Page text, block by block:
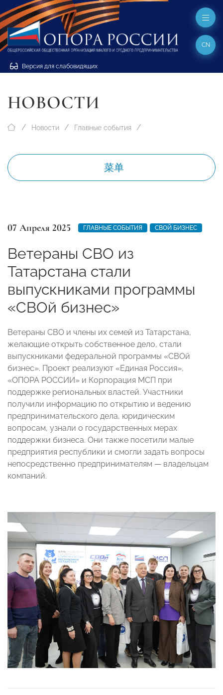
Версия для слабовидящих
CN
НОВОСТИ
Новости Главные события
菜单
07 Апреля 2025 ГЛАВНЫЕ СОБЫТИЯ СВОЙ БИЗНЕС
Ветераны СВО из
Татарстана стали
выпускниками программы
«СВОй бизнес»
Ветераны СВО и члены их семей из Татарстана,
желающие открыть собственное дело, стали
выпускниками федеральной программы «СВОй
бизнес». Проект реализуют «Единая Россия»,
«ОПОРА РОССИИ» и Корпорация МСП при
поддержке региональных властей. Участники
получили информацию по открытию и ведению
предпринимательского дела, юридическим
вопросам, узнали о государственных мерах
поддержки бизнеса. Они также посетили малые
предприятия республики и смогли задать вопросы
непосредственно предпринимателям — владельцам
компаний.